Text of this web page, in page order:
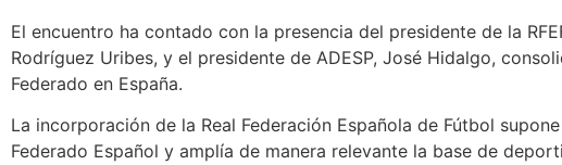
El encuentro ha contado con la presencia del presidente de la
Rodríguez Uribes, y el presidente de ADESP, José Hidalgo,
Federado en España.
La incorporación de la Real Federación Española de Fútbol
Federado Español y amplía de manera relevante la base de